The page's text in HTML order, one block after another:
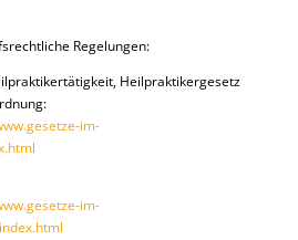
Regelungen:
Heilpraktikergesetz
im-
im-